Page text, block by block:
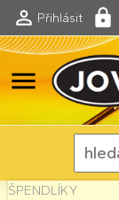
Přihlásit
menu
ŠPENDLÍKY